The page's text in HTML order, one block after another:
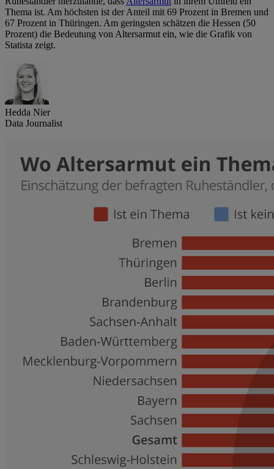
Thema ist. Am höchsten ist der Anteil mit 69 Prozent in Bremen und
67 Prozent in Thüringen. Am geringsten schätzen die Hessen (50
Prozent) die Bedeutung von Altersarmut ein, wie die Grafik von
Statista zeigt.
Hedda Nier
Data Journalist